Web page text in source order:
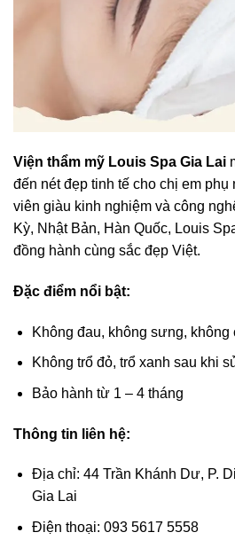
Viện thẩm mỹ Louis Spa Gia Lai
đến nét đẹp tinh tế cho chị em
viên giàu kinh nghiệm và công
Kỳ, Nhật Bản, Hàn Quốc, Louis
đồng hành cùng sắc đẹp Việt.
Đặc điểm nổi bật:
Không đau, không sưng,
Không trổ đỏ, trổ xanh sau khi
Bảo hành từ 1 – 4 tháng
Thông tin liên hệ:
Địa chỉ: 44 Trần Khánh Dư, P.
Gia Lai
Điện thoại: 093 5617 5558